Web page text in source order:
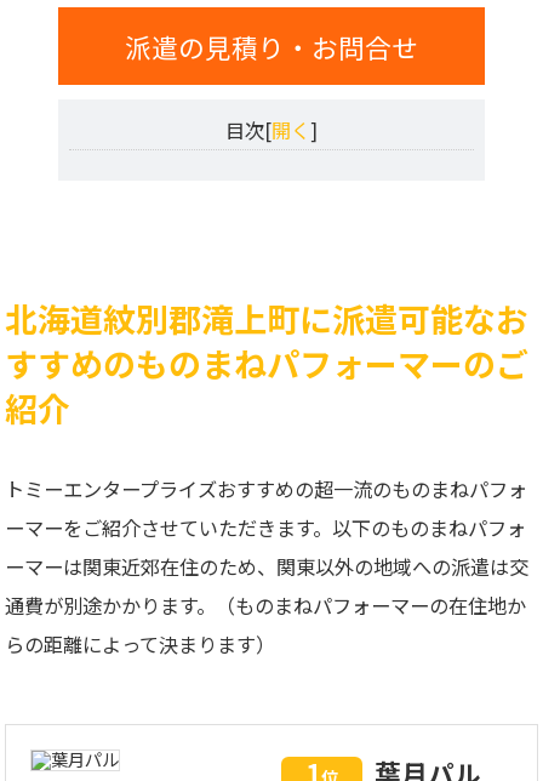
派遣の見積り・お問合せ
目次[開く ]
北海道紋別郡滝上町に派遣可能なお
すすめのものまねパフォーマーのご
紹介
トミーエンタープライズおすすめの超一流のものまねパフォ
ーマーをご紹介させていただきます。以下のものまねパフォ
ーマーは関東近郊在住のため、関東以外の地域への派遣は交
通費が別途かかります。（ものまねパフォーマーの在住地か
らの距離によって決まります）
1 葉月パル